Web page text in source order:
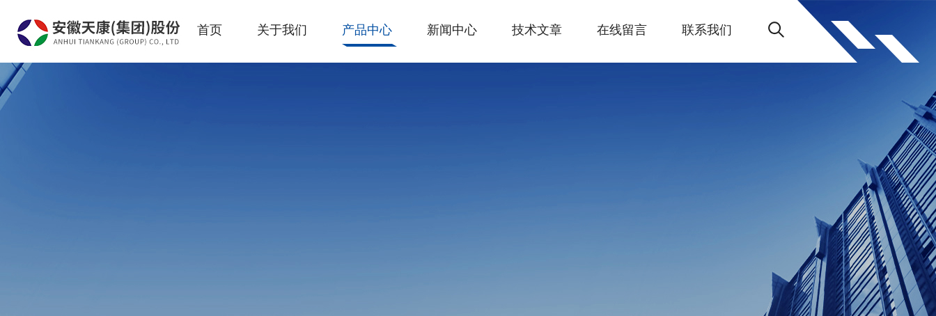
首页 关于我们 产品中心 新闻中心 技术文章 在线留言 联系我们